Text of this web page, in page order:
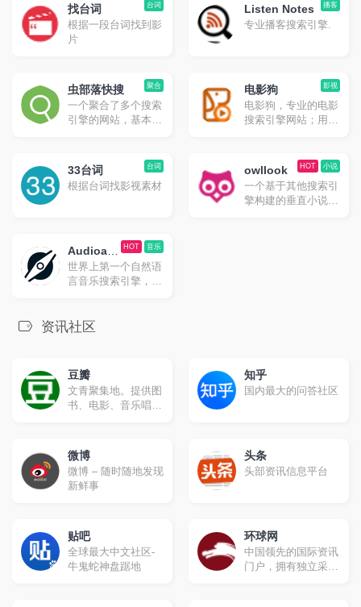
台词
找台词
根据一段台词找到影
片
播客
Listen Notes
专业播客搜索引擎.
聚合
虫部落快搜
一个聚合了多个搜索
引擎的网站，基本想
唯一的缺点就是由于
聚合的太多了且采用
的是 iframe，所以对
影视
电影狗
电影狗，专业的电影
搜索引擎网站；用户
等关键词进行搜索，
直达电影资源站，让
电影搜索更高效、更
便捷、更精准！
台词
33台词
根据台词找影视素材
小说
HOT
owllook
一个基于其他搜索引
擎构建的垂直小说搜
音乐
HOT
Audioatla
s
世界上第一个自然语
言音乐搜索引擎，在
合你的音乐。
资讯社区
豆瓣
文青聚集地。提供图
书、电影、音乐唱片
的文化生活。
知乎
国内最大的问答社区
微博
微博 – 随时随地发现
新鲜事
头条
头部资讯信息平台
贴吧
全球最大中文社区-
牛鬼蛇神盘踞地
环球网
中国领先的国际资讯
门户，拥有独立采编